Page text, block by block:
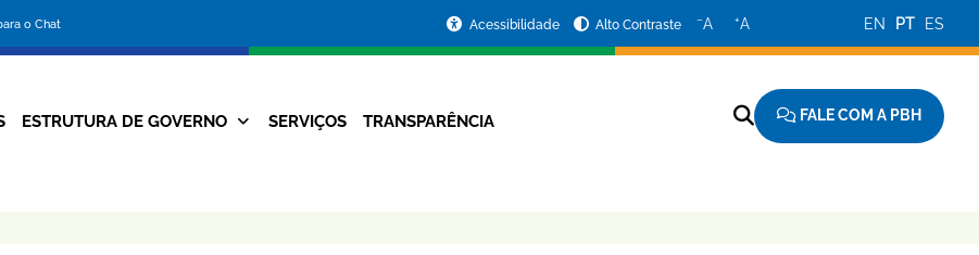
o Chat
da
Prefeitura
Acessibilidade Alto Contraste −A +A EN PT ES
Navegação
ESTRUTURA DE GOVERNO SERVIÇOS TRANSPARÊNCIA FALE COM A PBH